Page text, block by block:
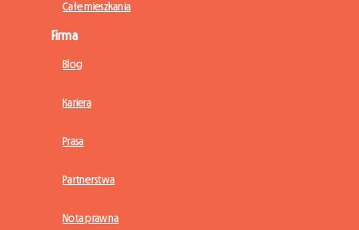
Całe mieszkania
Firma
Blog
Kariera
Prasa
Partnerstwa
Nota prawna